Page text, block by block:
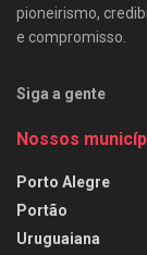
pioneirismo,
e compromisso.
Siga a gente
Nossos
Porto Alegre
Portão
Uruguaiana